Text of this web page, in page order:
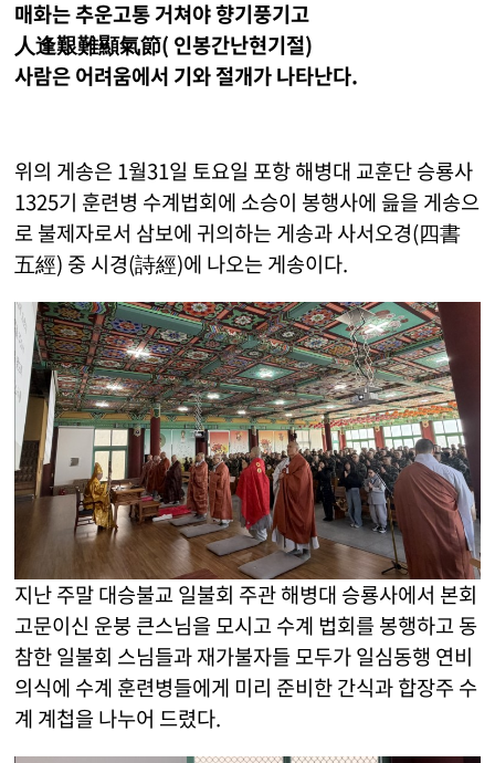
매화는 추운고통 거쳐야 향기풍기고
人逢艱難顯氣節( 인봉간난현기절)
사람은 어려움에서 기와 절개가 나타난다.
위의 게송은 1월31일 토요일 포항 해병대 교훈단 승룡사
1325기 훈련병 수계법회에 소승이 봉행사에 읊을 게송으
로 불제자로서 삼보에 귀의하는 게송과 사서오경(四書
五經) 중 시경(詩經)에 나오는 게송이다.
지난 주말 대승불교 일불회 주관 해병대 승룡사에서 본회
고문이신 운붕 큰스님을 모시고 수계 법회를 봉행하고 동
참한 일불회 스님들과 재가불자들 모두가 일심동행 연비
의식에 수계 훈련병들에게 미리 준비한 간식과 합장주 수
계 계첩을 나누어 드렸다.